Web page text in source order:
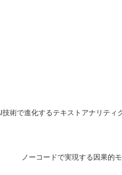
術で進化するテキストアナリティ
ノーコードで実現する因果的